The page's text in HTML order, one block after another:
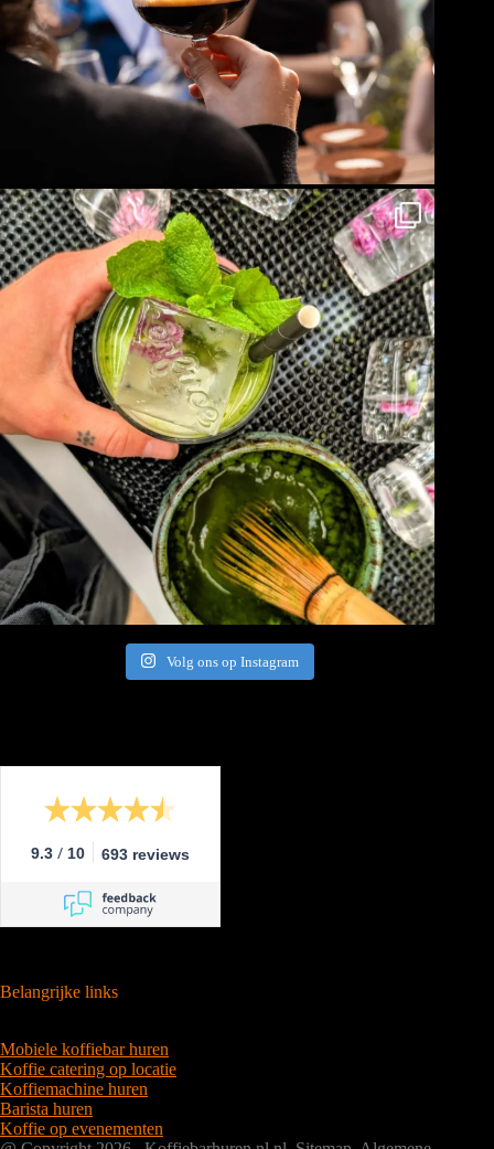
Volg ons op Instagram
9.3 / 10 693 reviews
Belangrijke links
Mobiele koffiebar huren
Koffie catering op locatie
Koffiemachine huren
Barista huren
Koffie op evenementen